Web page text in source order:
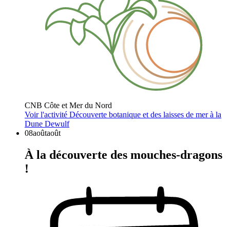
CNB Côte et Mer du Nord
Voir l'activité Découverte botanique et des laisses de mer à la
Dune Dewulf
08aoûtaoût
À la découverte des mouches-dragons
!